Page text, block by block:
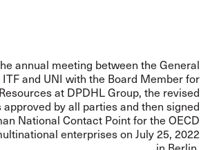
annual meeting between the General
and UNI with the Board Member for
at DPDHL Group, the revised
by all parties and then signed
National Contact Point for the OECD
enterprises on July 25, 2022